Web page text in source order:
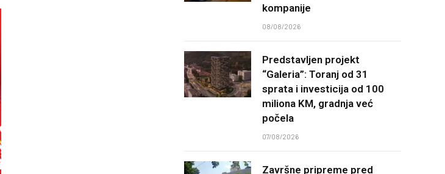
kompanije
08/08/2026
Predstavljen projekt
“Galeria”: Toranj od 31
sprata i investicija od 100
miliona KM, gradnja već
počela
07/08/2026
Završne pripreme pred